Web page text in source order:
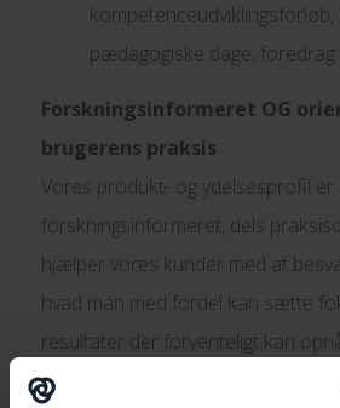
pædagogiske dage, foredrag
Forskningsinformeret OG
brugerens praksis
Vores produkt- og ydelsesprofil er
forskningsinformeret, dels
hjælper vores kunder med at
hvad man med fordel kan sætte
resultater der forventeligt kan
hvordan man kan gøre det. Vi